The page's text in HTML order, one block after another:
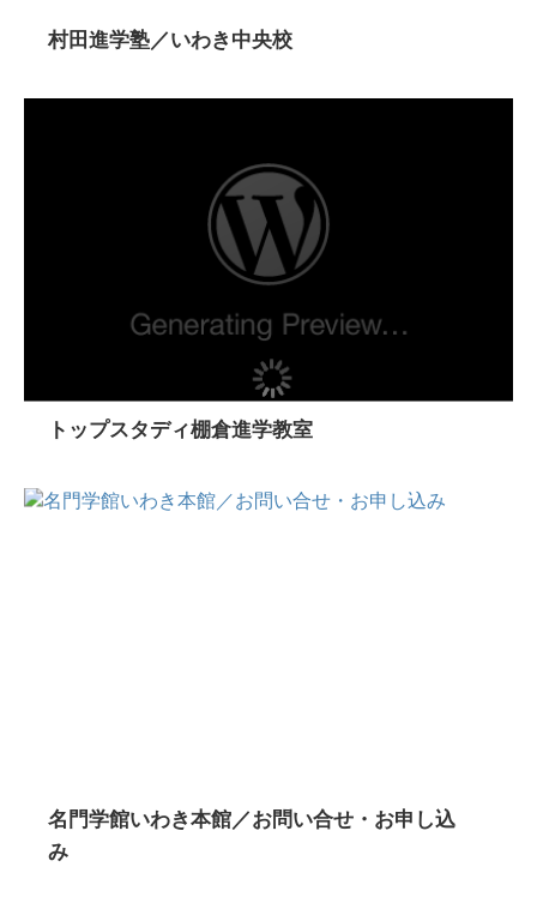
村田進学塾／いわき中央校
トップスタディ棚倉進学教室
名門学館いわき本館／お問い合せ・お申し込
み